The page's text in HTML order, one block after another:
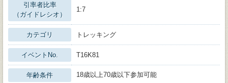
引率者比率
（ガイドレシオ）
1:7
カテゴリ トレッキング
イベントNo. T16K81
年齢条件 18歳以上70歳以下参加可能